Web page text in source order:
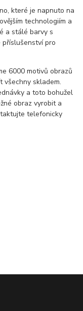
které je napnuto na
technologiím a
a stálé barvy s
pro
6000 motivů obrazů
všechny skladem.
a toto bohužel
obraz vyrobit a
telefonicky